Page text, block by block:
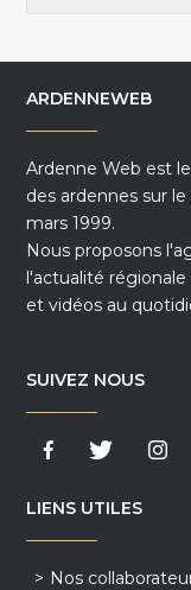
ARDENNEWEB
Ardenne Web est
des ardennes sur
mars 1999.
Nous proposons
l'actualité
et vidéos au
SUIVEZ NOUS
LIENS UTILES
Nos